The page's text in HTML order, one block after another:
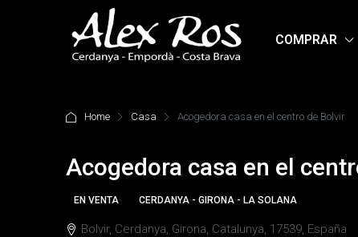
COMPRAR
Home Casa Acogedora casa en el centro de Bolvir
Acogedora casa en el
EN VENTA CERDANYA - GIRONA - LA SOLANA
Bolvir, Cerdanya, Girona, Catalunya, 17539, España